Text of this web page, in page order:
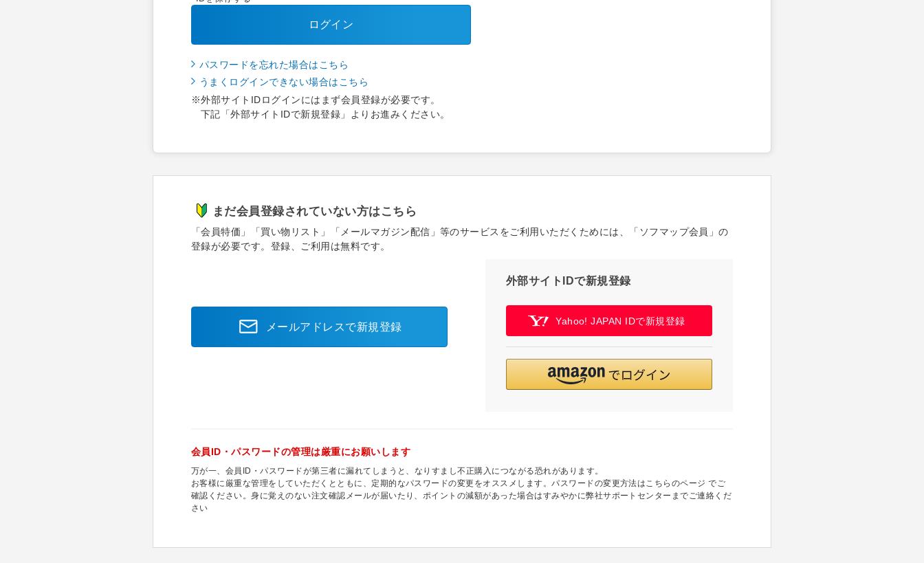
ログイン
パスワードを忘れた場合はこちら
うまくログインできない場合はこちら
※外部サイトIDログインにはまず会員登録が必要です。
下記「外部サイトIDで新規登録」よりお進みください。
まだ会員登録されていない方はこちら
「会員特価」「買い物リスト」「メールマガジン配信」等のサービスをご利用いただくためには、「ソフマップ会員」の
登録が必要です。登録、ご利用は無料です。
メールアドレスで新規登録
外部サイトIDで新規登録
Yahoo! JAPAN IDで新規登録
会員ID・パスワードの管理は厳重にお願いします
万が一、会員ID・パスワードが第三者に漏れてしまうと、なりすまし不正購入につながる恐れがあります。
お客様に厳重な管理をしていただくとともに、定期的なパスワードの変更をオススメします。パスワードの変更方法はこちらのページ でご
確認ください。身に覚えのない注文確認メールが届いたり、ポイントの減額があった場合はすみやかに弊社サポートセンターまでご連絡くだ
さい